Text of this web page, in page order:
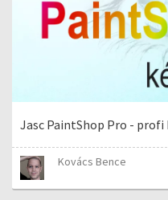
Jasc PaintShop Pro - profi
Kovács Bence